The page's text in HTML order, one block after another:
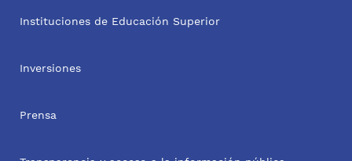
Instituciones de Educación Superior
Inversiones
Prensa